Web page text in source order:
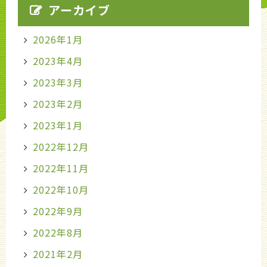
アーカイブ
2026年1月
2023年4月
2023年3月
2023年2月
2023年1月
2022年12月
2022年11月
2022年10月
2022年9月
2022年8月
2021年2月